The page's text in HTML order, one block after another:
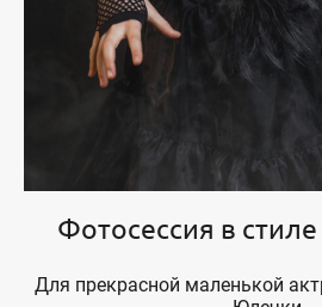
Фотосессия в
Для прекрасной маленькой